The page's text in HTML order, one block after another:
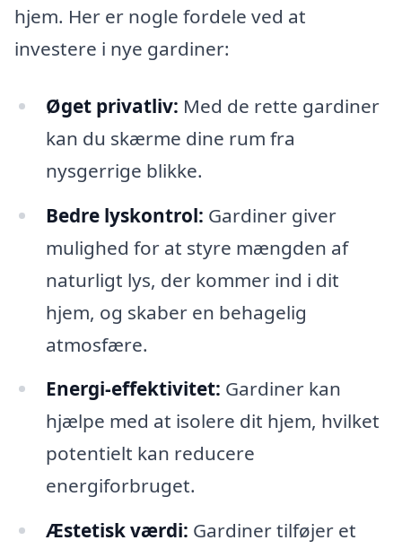
hjem. Her er nogle fordele ved at
investere i nye gardiner:
Øget privatliv: Med de rette gardiner
kan du skærme dine rum fra
nysgerrige blikke.
Bedre lyskontrol: Gardiner giver
mulighed for at styre mængden af
naturligt lys, der kommer ind i dit
hjem, og skaber en behagelig
atmosfære.
Energi-effektivitet: Gardiner kan
hjælpe med at isolere dit hjem, hvilket
potentielt kan reducere
energiforbruget.
Æstetisk værdi: Gardiner tilføjer et